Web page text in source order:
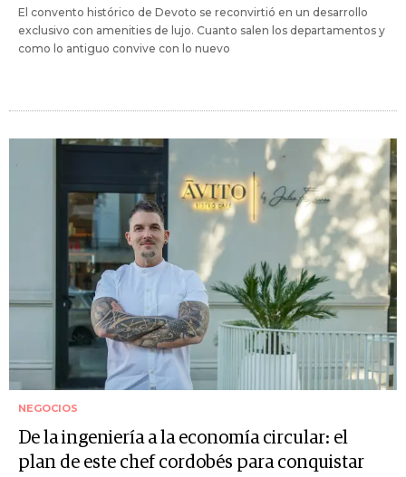
El convento histórico de Devoto se reconvirtió en un desarrollo
exclusivo con amenities de lujo. Cuanto salen los departamentos y
como lo antiguo convive con lo nuevo
NEGOCIOS
De la ingeniería a la economía circular: el
plan de este chef cordobés para conquistar